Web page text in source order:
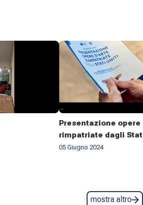
Presentazione opere
rimpatriate dagli
05 Giugno 2024
mostra altro